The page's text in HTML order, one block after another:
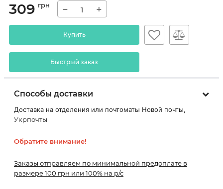
309 грн − +
Купить
Быстрый заказ
Способы доставки
Доставка на отделения или почтоматы Новой почты,
Укрпочты
Обратите внимание!
Заказы отправляем по минимальной предоплате в
размере 100 грн или 100% на р/с